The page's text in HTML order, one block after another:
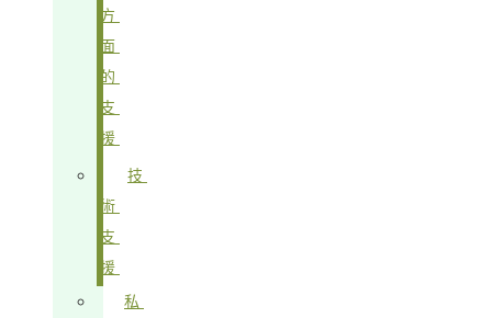
方
面
的
支
援
技
術
支
援
私